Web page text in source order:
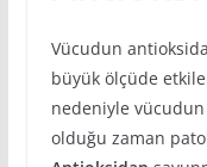
Vücudun
büyük ölçüde
nedeniyle
olduğu zaman